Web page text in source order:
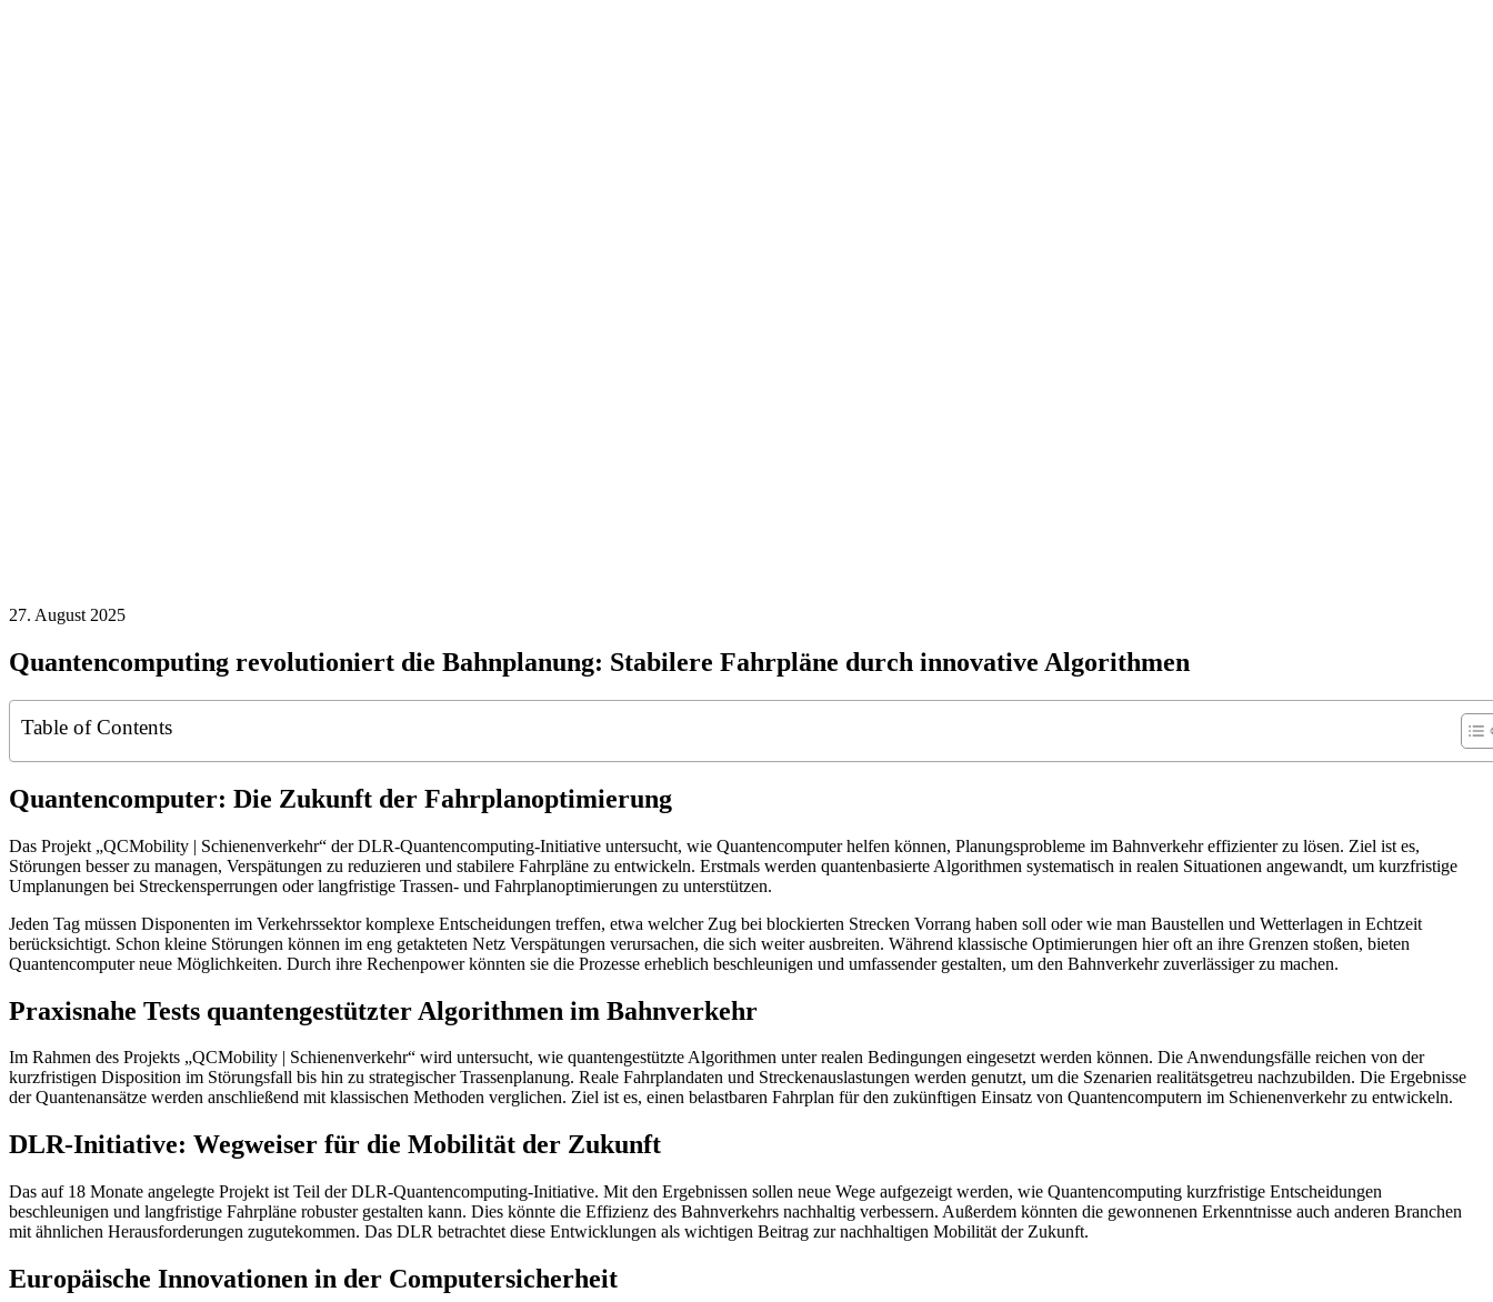
27. August 2025
Quantencomputing revolutioniert die Bahnplanung: Stabilere Fahrpläne durch innovative Algorithmen
Table of Contents
Quantencomputer: Die Zukunft der Fahrplanoptimierung
Das Projekt „QCMobility | Schienenverkehr“ der DLR-Quantencomputing-Initiative untersucht, wie Quantencomputer helfen können, Planungsprobleme im Bahnverkehr effizienter zu lösen. Ziel ist es,
Störungen besser zu managen, Verspätungen zu reduzieren und stabilere Fahrpläne zu entwickeln. Erstmals werden quantenbasierte Algorithmen systematisch in realen Situationen angewandt, um kurzfristige
Umplanungen bei Streckensperrungen oder langfristige Trassen- und Fahrplanoptimierungen zu unterstützen.
Jeden Tag müssen Disponenten im Verkehrssektor komplexe Entscheidungen treffen, etwa welcher Zug bei blockierten Strecken Vorrang haben soll oder wie man Baustellen und Wetterlagen in Echtzeit
berücksichtigt. Schon kleine Störungen können im eng getakteten Netz Verspätungen verursachen, die sich weiter ausbreiten. Während klassische Optimierungen hier oft an ihre Grenzen stoßen, bieten
Quantencomputer neue Möglichkeiten. Durch ihre Rechenpower könnten sie die Prozesse erheblich beschleunigen und umfassender gestalten, um den Bahnverkehr zuverlässiger zu machen.
Praxisnahe Tests quantengestützter Algorithmen im Bahnverkehr
Im Rahmen des Projekts „QCMobility | Schienenverkehr“ wird untersucht, wie quantengestützte Algorithmen unter realen Bedingungen eingesetzt werden können. Die Anwendungsfälle reichen von der
kurzfristigen Disposition im Störungsfall bis hin zu strategischer Trassenplanung. Reale Fahrplandaten und Streckenauslastungen werden genutzt, um die Szenarien realitätsgetreu nachzubilden. Die Ergebnisse
der Quantenansätze werden anschließend mit klassischen Methoden verglichen. Ziel ist es, einen belastbaren Fahrplan für den zukünftigen Einsatz von Quantencomputern im Schienenverkehr zu entwickeln.
DLR-Initiative: Wegweiser für die Mobilität der Zukunft
Das auf 18 Monate angelegte Projekt ist Teil der DLR-Quantencomputing-Initiative. Mit den Ergebnissen sollen neue Wege aufgezeigt werden, wie Quantencomputing kurzfristige Entscheidungen
beschleunigen und langfristige Fahrpläne robuster gestalten kann. Dies könnte die Effizienz des Bahnverkehrs nachhaltig verbessern. Außerdem könnten die gewonnenen Erkenntnisse auch anderen Branchen
mit ähnlichen Herausforderungen zugutekommen. Das DLR betrachtet diese Entwicklungen als wichtigen Beitrag zur nachhaltigen Mobilität der Zukunft.
Europäische Innovationen in der Computersicherheit